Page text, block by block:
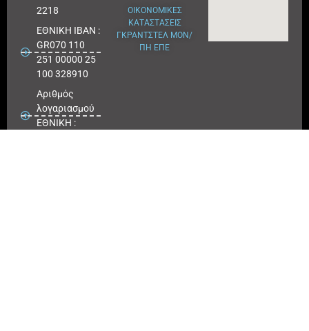
2218
ΕΘΝΙΚΗ ΙΒΑΝ :
GR070 110
251 00000 25
100 328910
Αριθμός
λογαριασμού
ΕΘΝΙΚΗ :
ΟΙΚΟΝΟΜΙΚΕΣ
ΚΑΤΑΣΤΑΣΕΙΣ
ΓΚΡΑΝΤΣΤΕΛ ΜΟΝ/
ΠΗ ΕΠΕ